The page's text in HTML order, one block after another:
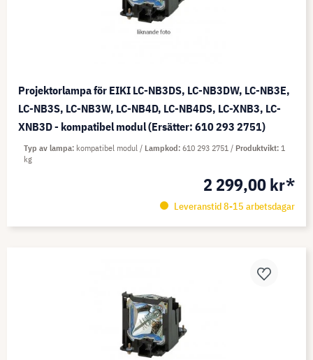
Projektorlampa för EIKI LC-NB3DS, LC-NB3DW, LC-NB3E,
LC-NB3S, LC-NB3W, LC-NB4D, LC-NB4DS, LC-XNB3, LC-
XNB3D - kompatibel modul (Ersätter: 610 293 2751)
2 299,00 kr*
Leveranstid 8-15 arbetsdagar
Typ av lampa kompatibel modul Lampkod 610 293 2751 Produktvikt 1
kg